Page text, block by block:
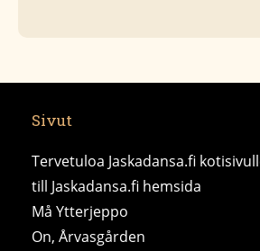
Sivut
Tervetuloa Jaskadansa.fi
till Jaskadansa.fi hemsida
Må Ytterjeppo
On, Årvasgården